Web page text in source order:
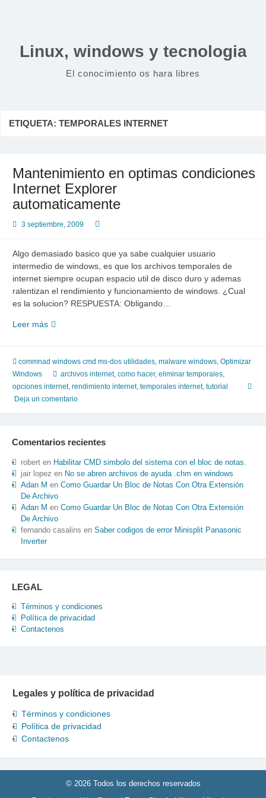
Linux, windows y tecnologia
El conocimiento os hara libres
ETIQUETA: TEMPORALES INTERNET
Mantenimiento en optimas condiciones
Internet Explorer
automaticamente
3 septiembre, 2009
Algo demasiado basico que ya sabe cualquier usuario
intermedio de windows, es que los archivos temporales de
internet siempre ocupan espacio util de disco duro y ademas
ralentizan el rendimiento y funcionamiento de windows. ¿Cual
es la solucion? RESPUESTA: Obligando…
Leer másMantenimiento en optimas condiciones
automaticamente
commnad windows cmd ms-dos utilidades, malware windows, Optimizar
Windows
archivos internet, como hacer, eliminar temporales,
opciones internet, rendimiento internet, temporales internet, tutorial
Deja un comentario
Comentarios recientes
roberten Habilitar CMD simbolo del sistema con el bloc de notas.
jair lopez en No se abren archivos de ayuda .chm en windows
Adan M en Como Guardar Un Bloc de Notas Con Otra Extensión
De Archivo
Adan M en Como Guardar Un Bloc de Notas Con Otra Extensión
De Archivo
fernando casalins en Saber codigos de error Minisplit Panasonic
Inverter
LEGAL
Términos y condiciones
Política de privacidad
Contactenos
Legales y política de privacidad
Términos y condiciones
Política de privacidad
Contactenos
© 2026 Todos los derechos reservados